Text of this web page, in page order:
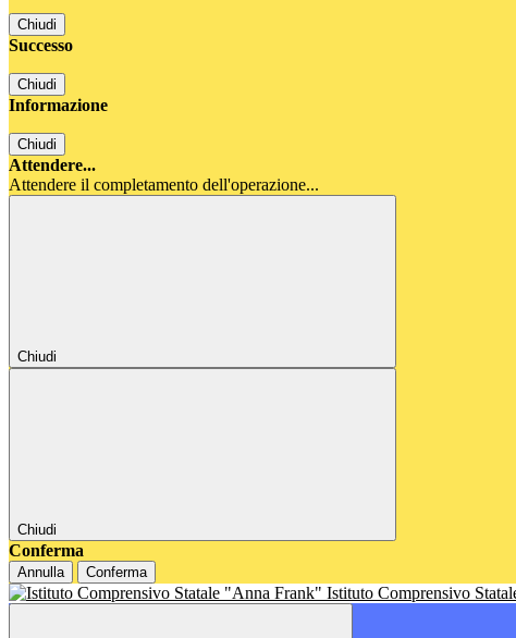
Chiudi
Successo
Chiudi
Informazione
Chiudi
Attendere...
Attendere il completamento dell'operazione...
Chiudi
Chiudi
Conferma
Annulla Conferma
Istituto Comprensivo